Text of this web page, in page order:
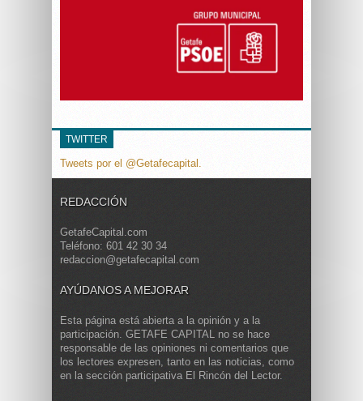
TWITTER
Tweets por el @Getafecapital.
REDACCIÓN
GetafeCapital.com
Teléfono: 601 42 30 34
redaccion@getafecapital.com
AYÚDANOS A MEJORAR
Esta página está abierta a la opinión y a la
participación. GETAFE CAPITAL no se hace
responsable de las opiniones ni comentarios que
los lectores expresen, tanto en las noticias, como
en la sección participativa El Rincón del Lector.